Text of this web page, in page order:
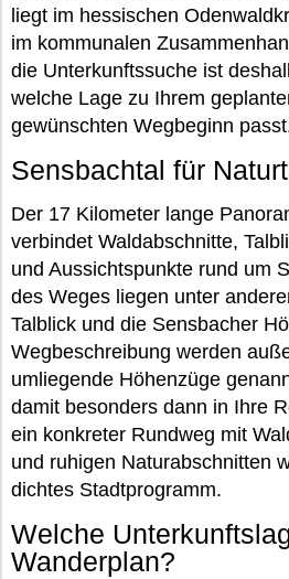
liegt im hessischen
im kommunalen
die Unterkunftssuche ist
welche Lage zu Ihrem
gewünschten Wegbeginn
Sensbachtal für
Der 17 Kilometer lange
verbindet Waldabschnitte,
und Aussichtspunkte rund um
des Weges liegen unter
Talblick und die Sensbacher
Wegbeschreibung werden
umliegende Höhenzüge
damit besonders dann in Ihre
ein konkreter Rundweg mit
und ruhigen Naturabschnitten
dichtes Stadtprogramm.
Welche
Wanderplan?